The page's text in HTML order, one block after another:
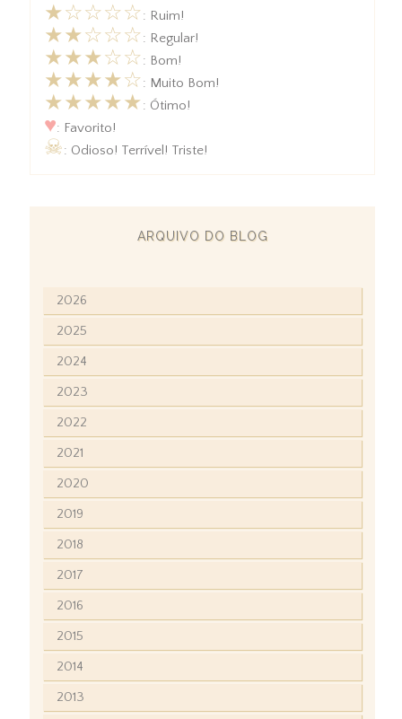
★☆☆☆☆: Ruim!
★★☆☆☆: Regular!
★★★☆☆: Bom!
★★★★☆: Muito Bom!
★★★★★: Ótimo!
♥: Favorito!
☠: Odioso! Terrível! Triste!
ARQUIVO DO BLOG
2026
2025
2024
2023
2022
2021
2020
2019
2018
2017
2016
2015
2014
2013